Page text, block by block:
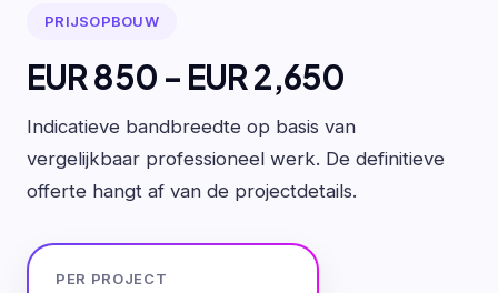
PRIJSOPBOUW
EUR 850 - EUR 2,650
Indicatieve bandbreedte op basis van
vergelijkbaar professioneel werk. De definitieve
offerte hangt af van de projectdetails.
PER PROJECT